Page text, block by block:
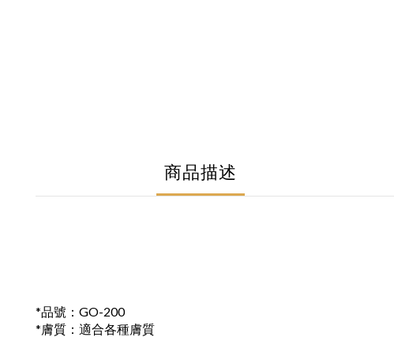
商品描述
*品號：GO-200
*膚質：適合各種膚質